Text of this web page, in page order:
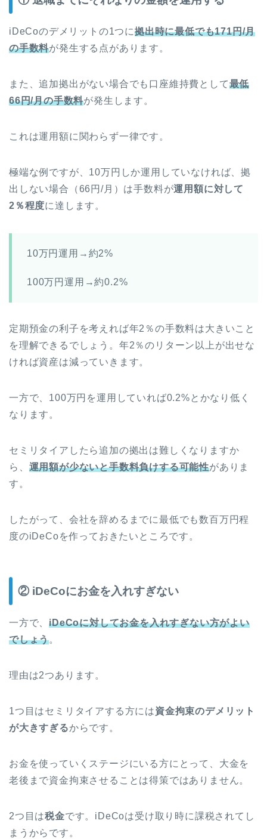
iDeCoのデメリットの1つに拠出時に最低でも171円/月
の手数料が発生する点があります。
また、追加拠出がない場合でも口座維持費として最低
66円/月の手数料が発生します。
これは運用額に関わらず一律です。
極端な例ですが、10万円しか運用していなければ、拠
出しない場合（66円/月）は手数料が運用額に対して
2％程度に達します。
10万円運用→約2%
100万円運用→約0.2%
定期預金の利子を考えれば年2％の手数料は大きいこと
を理解できるでしょう。年2％のリターン以上が出せな
ければ資産は減っていきます。
一方で、100万円を運用していれば0.2%とかなり低く
なります。
セミリタイアしたら追加の拠出は難しくなりますか
ら、 運用額が少ないと手数料負けする可能性がありま
す。
したがって、会社を辞めるまでに最低でも数百万円程
度のiDeCoを作っておきたいところです。
② iDeCoにお金を入れすぎない
一方で、iDeCoに対してお金を入れすぎない方がよい
でしょう。
理由は2つあります。
1つ目はセミリタイアする方には資金拘束のデメリット
が大きすぎるからです。
お金を使っていくステージにいる方にとって、大金を
老後まで資金拘束させることは得策ではありません。
2つ目は税金です。iDeCoは受け取り時に課税されてし
まうからです。